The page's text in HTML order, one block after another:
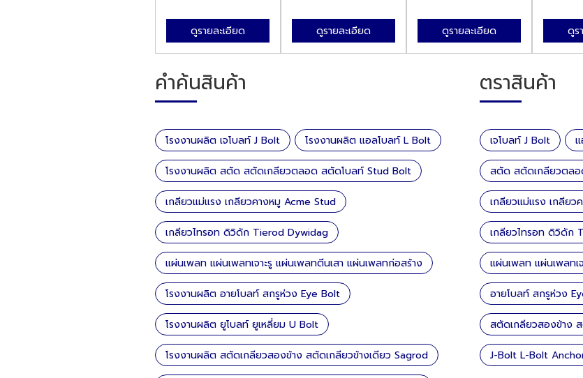
ดูรายละเอียด ดูรายละเอียด ดูรายละเอียด ดูร
คำค้นสินค้า
โรงงานผลิต เจโบลท์ J Bolt โรงงานผลิต แอลโบลท์ L Bolt
โรงงานผลิต สตัด สตัดเกลียวตลอด สตัดโบลท์ Stud Bolt
เกลียวแม่แรง เกลียวคางหมู Acme Stud
เกลียวไทรอท ดิวิดัก Tierod Dywidag
แผ่นเพลท แผ่นเพลทเจาะรู แผ่นเพลทตีนเสา แผ่นเพลทก่อสร้าง
โรงงานผลิต อายโบลท์ สกรูห่วง Eye Bolt
โรงงานผลิต ยูโบลท์ ยูเหลี่ยม U Bolt
โรงงานผลิต สตัดเกลียวสองข้าง สตัดเกลียวข้างเดียว Sagrod
ตราสินค้า
เจโบลท์ J Bolt
สตัด สตัดเกลียวตล
เกลียวแม่แรง เกลีย
เกลียวไทรอท ดิวิดัก
แผ่นเพลท แผ่นเพลทเ
อายโบลท์ สกรูห่วง
สตัดเกลียวสองข้าง
J-Bolt L-Bolt